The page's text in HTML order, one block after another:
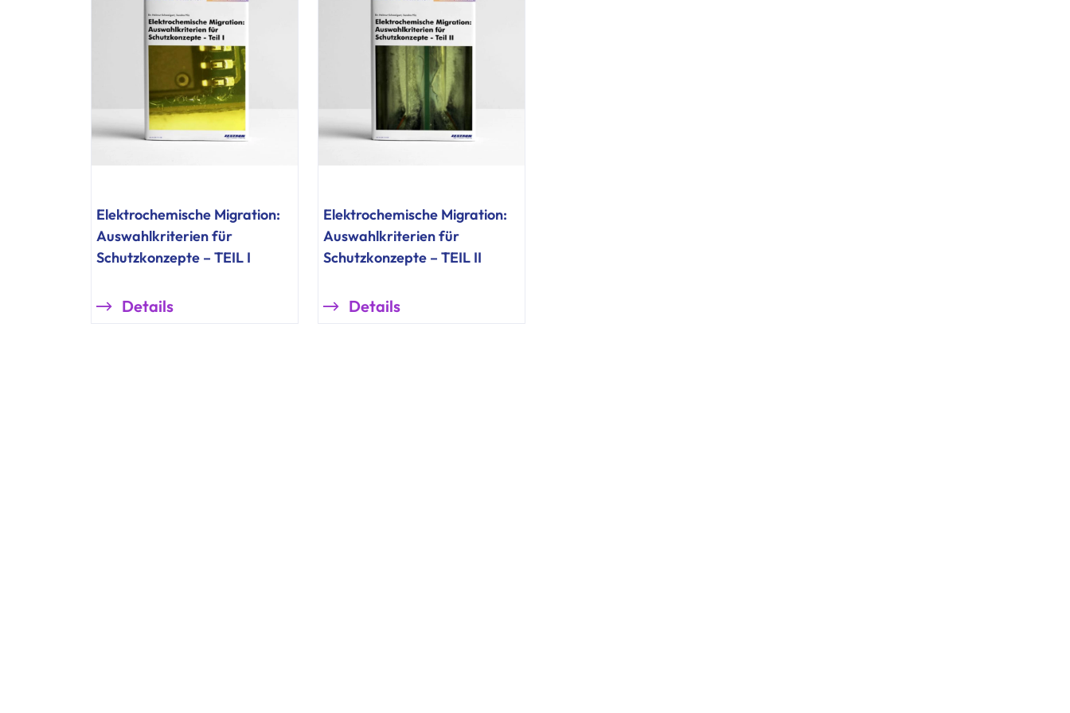
Elektrochemische Migration:
Auswahlkriterien für
Schutzkonzepte – TEIL I
Details
Elektrochemische Migration:
Auswahlkriterien für
Schutzkonzepte – TEIL II
Details